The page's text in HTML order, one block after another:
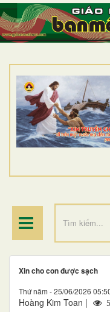
TRANG NHẤT
GIỚI THIỆU
DÒNG TU
BAN MỤC VỤ
ĐOÀN THỂ CG
ĐIỂM HÀNH HƯƠNG
Xin cho con được sạch
Thứ năm - 25/06/2026
Hoàng Kim Toan |